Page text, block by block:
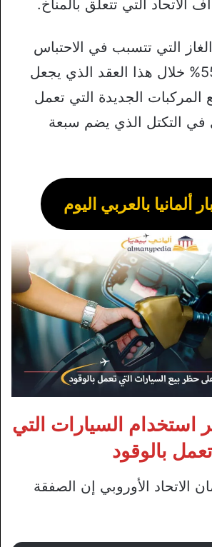
الاتحاد التي تتعلق بالمناخ.
التي تتسبب في الاحتباس
الحراري بنسبة 55% خلال هذا العقد الذي يجعل
المركبات الجديدة التي تعمل
في التكتل الذي يضم سبعة
ألمانيا بالعربي اليوم
السيارات التي
تعمل بالوقود
الاتحاد الأوروبي إن الصفقة